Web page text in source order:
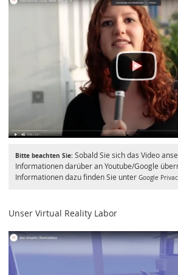
Bitte beachten Sie:Sobald Sie sich das Video
Informationen darüber an Youtube/Google
Informationen dazu finden Sie unter Google
Unser Virtual Reality Labor